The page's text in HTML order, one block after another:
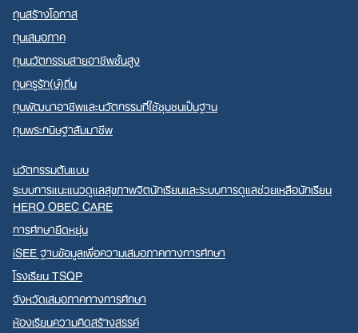
ทุนสร้างโอกาส
ทุนเสมอภาค
ทุนนวัตกรรมสายอาชีพชั้นสูง
ทุนครูรัก(ษ์)ถิ่น
ทุนพัฒนาอาชีพและนวัตกรรมที่ใช้ชุมชนเป็นฐาน
ทุนพระกนิษฐาสัมมาชีพ
นวัตกรรมต้นแบบ
ระบบการแนะแนวดูแลสุขภาพจิตนักเรียนและระบบการดูแลช่วยเหลือนักเรียน
HERO OBEC CARE
การศึกษายืดหยุ่น
iSEE ฐานข้อมูลเพื่อความเสมอภาคทางการศึกษา
โรงเรียน TSQP
จังหวัดเสมอภาคทางการศึกษา
ห้องเรียนความคิดสร้างสรรค์